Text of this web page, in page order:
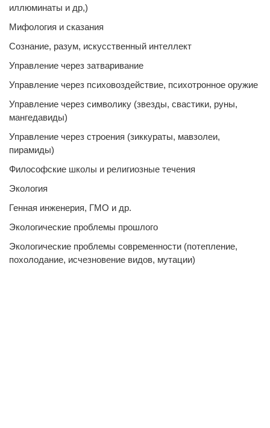
иллюминаты и др,)
Мифология и сказания
Сознание, разум, искусственный интеллект
Управление через затваривание
Управление через психовоздействие, психотронное оружие
Управление через символику (звезды, свастики, руны,
мангедавиды)
Управление через строения (зиккураты, мавзолеи,
пирамиды)
Философские школы и религиозные течения
Экология
Генная инженерия, ГМО и др.
Экологические проблемы прошлого
Экологические проблемы современности (потепление,
похолодание, исчезновение видов, мутации)